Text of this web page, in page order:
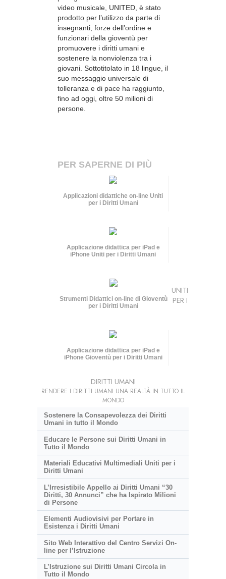
video musicale, UNITED, è stato
prodotto per l’utilizzo da parte di
insegnanti, forze dell’ordine e
funzionari della gioventù per
promuovere i diritti umani e
sostenere la nonviolenza tra i
giovani. Sottotitolato in 18 lingue, il
suo messaggio universale di
tolleranza e di pace ha raggiunto,
fino ad oggi, oltre 50 milioni di
persone.
PER SAPERNE DI PIÙ
Applicazioni didattiche on-line Uniti
per i Diritti Umani
Applicazione didattica per iPad e
iPhone Uniti per i Diritti Umani
Strumenti Didattici on-line di Gioventù
per i Diritti Umani
Applicazione didattica per iPad e
iPhone Gioventù per i Diritti Umani
UNITI
PER I
DIRITTI UMANI
RENDERE I DIRITTI UMANI UNA REALTÀ IN TUTTO IL
MONDO
Sostenere la Consapevolezza dei Diritti
Umani in tutto il Mondo
Educare le Persone sui Diritti Umani in
Tutto il Mondo
Materiali Educativi Multimediali Uniti per i
Diritti Umani
L’Irresistibile Appello ai Diritti Umani “30
Diritti, 30 Annunci” che ha Ispirato Milioni
di Persone
Elementi Audiovisivi per Portare in
Esistenza i Diritti Umani
Sito Web Interattivo del Centro Servizi On-
line per l’Istruzione
L’Istruzione sui Diritti Umani Circola in
Tutto il Mondo